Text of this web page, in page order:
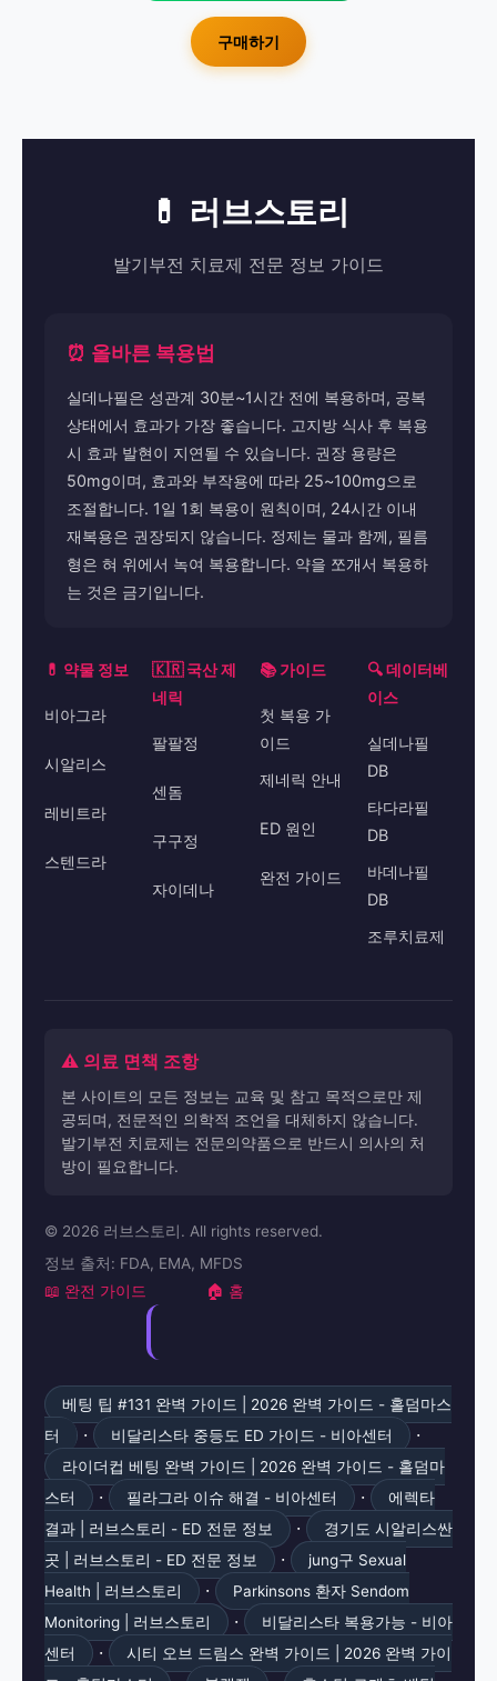
구매하기
💊 러브스토리
발기부전 치료제 전문 정보 가이드
⏰ 올바른 복용법
실데나필은 성관계 30분~1시간 전에 복용하며, 공복
상태에서 효과가 가장 좋습니다. 고지방 식사 후 복용
시 효과 발현이 지연될 수 있습니다. 권장 용량은
50mg이며, 효과와 부작용에 따라 25~100mg으로
조절합니다. 1일 1회 복용이 원칙이며, 24시간 이내
재복용은 권장되지 않습니다. 정제는 물과 함께, 필름
형은 혀 위에서 녹여 복용합니다. 약을 쪼개서 복용하
는 것은 금기입니다.
💊 약물 정보
비아그라
시알리스
레비트라
스텐드라
🇰🇷 국산 제
네릭
팔팔정
센돔
구구정
자이데나
📚 가이드
첫 복용 가
이드
제네릭 안내
ED 원인
완전 가이드
🔍 데이터베
이스
실데나필
DB
타다라필
DB
바데나필
DB
조루치료제
⚠️ 의료 면책 조항
본 사이트의 모든 정보는 교육 및 참고 목적으로만 제
공되며, 전문적인 의학적 조언을 대체하지 않습니다.
발기부전 치료제는 전문의약품으로 반드시 의사의 처
방이 필요합니다.
© 2026 러브스토리. All rights reserved.
정보 출처: FDA, EMA, MFDS
📖 완전 가이드 🏠 홈
베팅 팁 #131 완벽 가이드 | 2026 완벽 가이드 - 홀덤마스
터
· 비달리스타 중등도 ED 가이드 - 비아센터 ·
라이더컵 베팅 완벽 가이드 | 2026 완벽 가이드 - 홀덤마
스터
· 필라그라 이슈 해결 - 비아센터 ·
에렉타
결과 | 러브스토리 - ED 전문 정보
·
경기도 시알리스싼
곳 | 러브스토리 - ED 전문 정보
·
jung구 Sexual
Health | 러브스토리
·
Parkinsons 환자 Sendom
Monitoring | 러브스토리
·
비달리스타 복용가능 - 비아
센터
·
시티 오브 드림스 완벽 가이드 | 2026 완벽 가이